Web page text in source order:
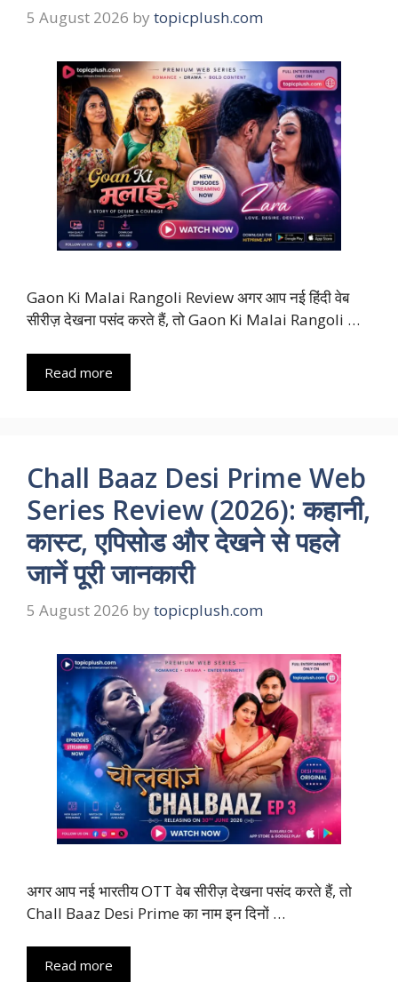
5 August 2026 by topicplush.com
Gaon Ki Malai Rangoli Review अगर आप नई हिंदी वेब
सीरीज़ देखना पसंद करते हैं, तो Gaon Ki Malai Rangoli …
Read more
Chall Baaz Desi Prime Web
Series Review (2026): कहानी,
कास्ट, एपिसोड और देखने से पहले
जानें पूरी जानकारी
5 August 2026 by topicplush.com
अगर आप नई भारतीय OTT वेब सीरीज़ देखना पसंद करते हैं, तो
Chall Baaz Desi Prime का नाम इन दिनों …
Read more